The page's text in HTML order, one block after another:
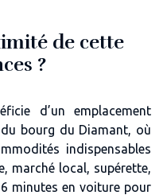
de cette
?
d’un emplacement
bourg du Diamant, où
indispensables
marché local, supérette,
minutes en voiture pour